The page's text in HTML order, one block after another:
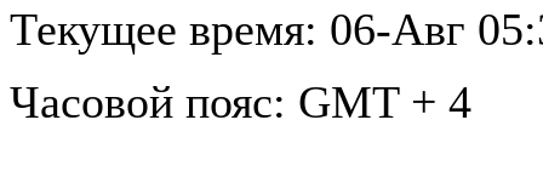
Текущее время: 06-Авг
Часовой пояс: GMT + 4